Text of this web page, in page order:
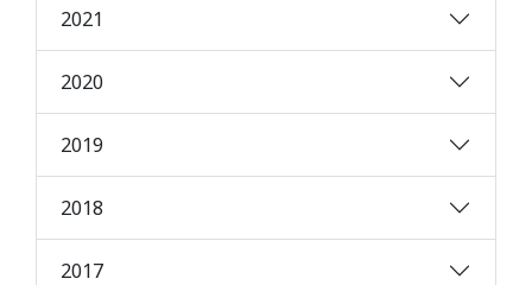
2021
2020
2019
2018
2017